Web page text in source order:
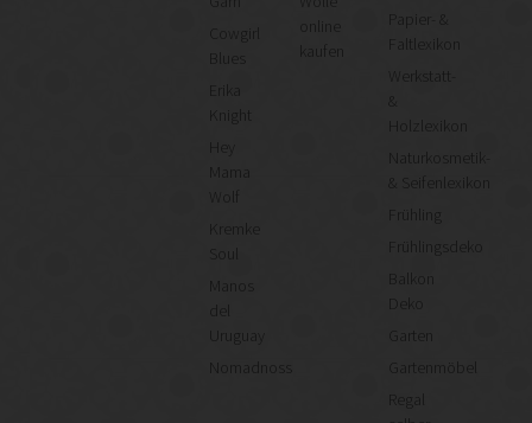
Cowgirl
Knight
Mama
Kremke
Manos
Uruguay
Nomadnoss
kaufen
Papier- &
Faltlexikon
Werkstatt-
&
Holzlexikon
Naturkosmetik-
& Seifenlexikon
Frühling
Frühlingsdeko
Deko
Garten
Gartenmöbel
Regal